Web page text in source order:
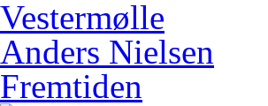
Vestermølle
Anders Nielsen
Fremtiden